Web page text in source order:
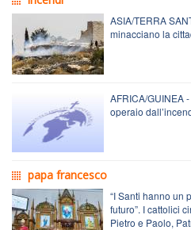
ASIA/TERRA
minacciano la
AFRICA/GUINEA
operaio
papa francesco
“I Santi hanno un
futuro”. I cattolici
Pietro e Paolo,